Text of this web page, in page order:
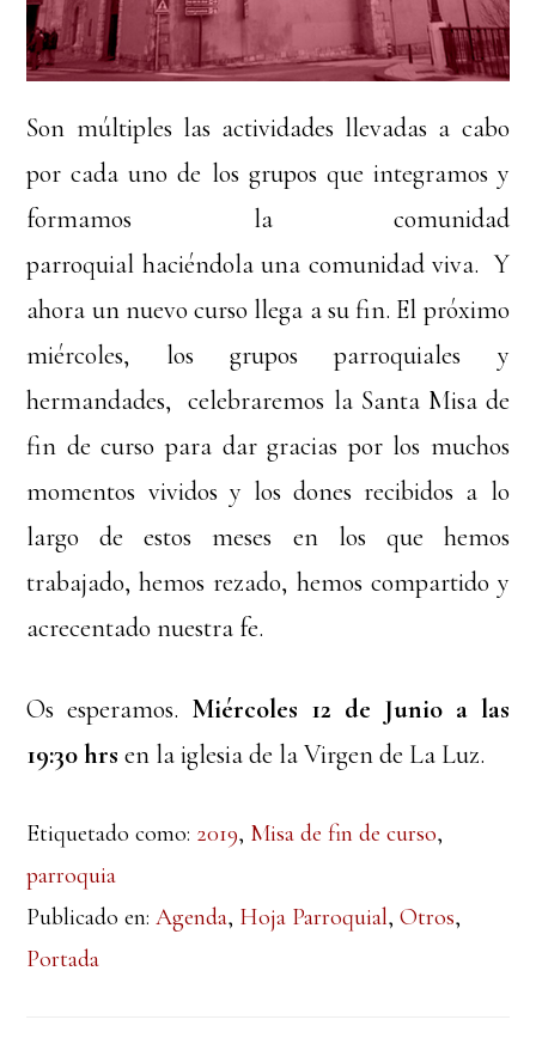
Son múltiples las actividades llevadas a cabo
por cada uno de los grupos que integramos y
formamos la comunidad
parroquial haciéndola una comunidad viva. Y
ahora un nuevo curso llega a su fin. El próximo
miércoles, los grupos parroquiales y
hermandades, celebraremos la Santa Misa de
fin de curso para dar gracias por los muchos
momentos vividos y los dones recibidos a lo
largo de estos meses en los que hemos
trabajado, hemos rezado, hemos compartido y
acrecentado nuestra fe.
Os esperamos. Miércoles 12 de Junio a las
19:30 hrs en la iglesia de la Virgen de La Luz.
Etiquetado como: 2019, Misa de fin de curso,
parroquia
Publicado en:Agenda, Hoja Parroquial,Otros,
Portada